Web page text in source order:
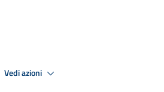
Vedi azioni